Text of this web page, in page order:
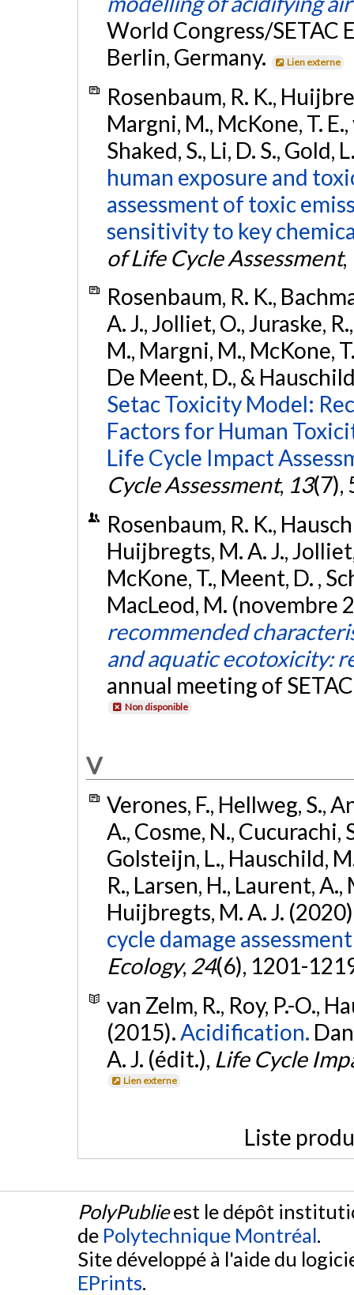
World Congress/SETAC
Berlin, Germany.
Lien externe
Rosenbaum, R. K.,
Margni, M., McKone, T.
Shaked, S., Li, D. S., Gold,
human exposure and
assessment of toxic
sensitivity to key
of Life Cycle Assessment,
Rosenbaum, R. K.,
A. J., Jolliet, O., Juraske,
M., Margni, M., McKone,
De Meent, D., &
Setac Toxicity Model:
Factors for Human
Life Cycle Impact
Cycle Assessment, 13(7),
Rosenbaum, R. K.,
Huijbregts, M. A. J.,
McKone, T., Meent, D. ,
MacLeod, M. (novembre
recommended
and aquatic ecotoxicity:
annual meeting of
Non disponible
V
Verones, F., Hellweg, S.,
A., Cosme, N., Cucurachi,
Golsteijn, L., Hauschild,
R., Larsen, H., Laurent,
Huijbregts, M. A. J.
cycle damage
Ecology, 24(6), 1201-
van Zelm, R., Roy, P.-O.,
(2015). Acidification.
A. J. (édit.), Life Cycle
Lien externe
Liste
PolyPublieest le dépôt
de Polytechnique Montréal.
Site développé à l'aide du
EPrints.